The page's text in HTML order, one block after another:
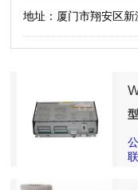
地址：厦门市翔安区